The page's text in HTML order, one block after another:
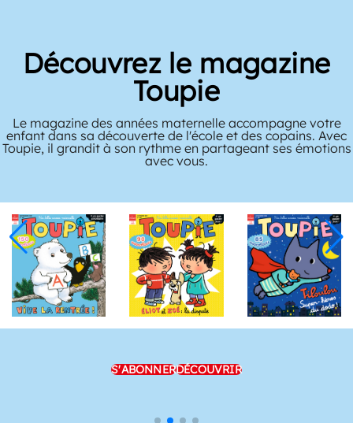
Découvrez le magazine
Picoti
Picoti accompagne les premières découvertes des
de 9 mois à 3 ans. Votre tout-petit s’ouvre au monde
grandit en compagnie de héros rassurants.
S'ABONNERDÉCOUVRIR